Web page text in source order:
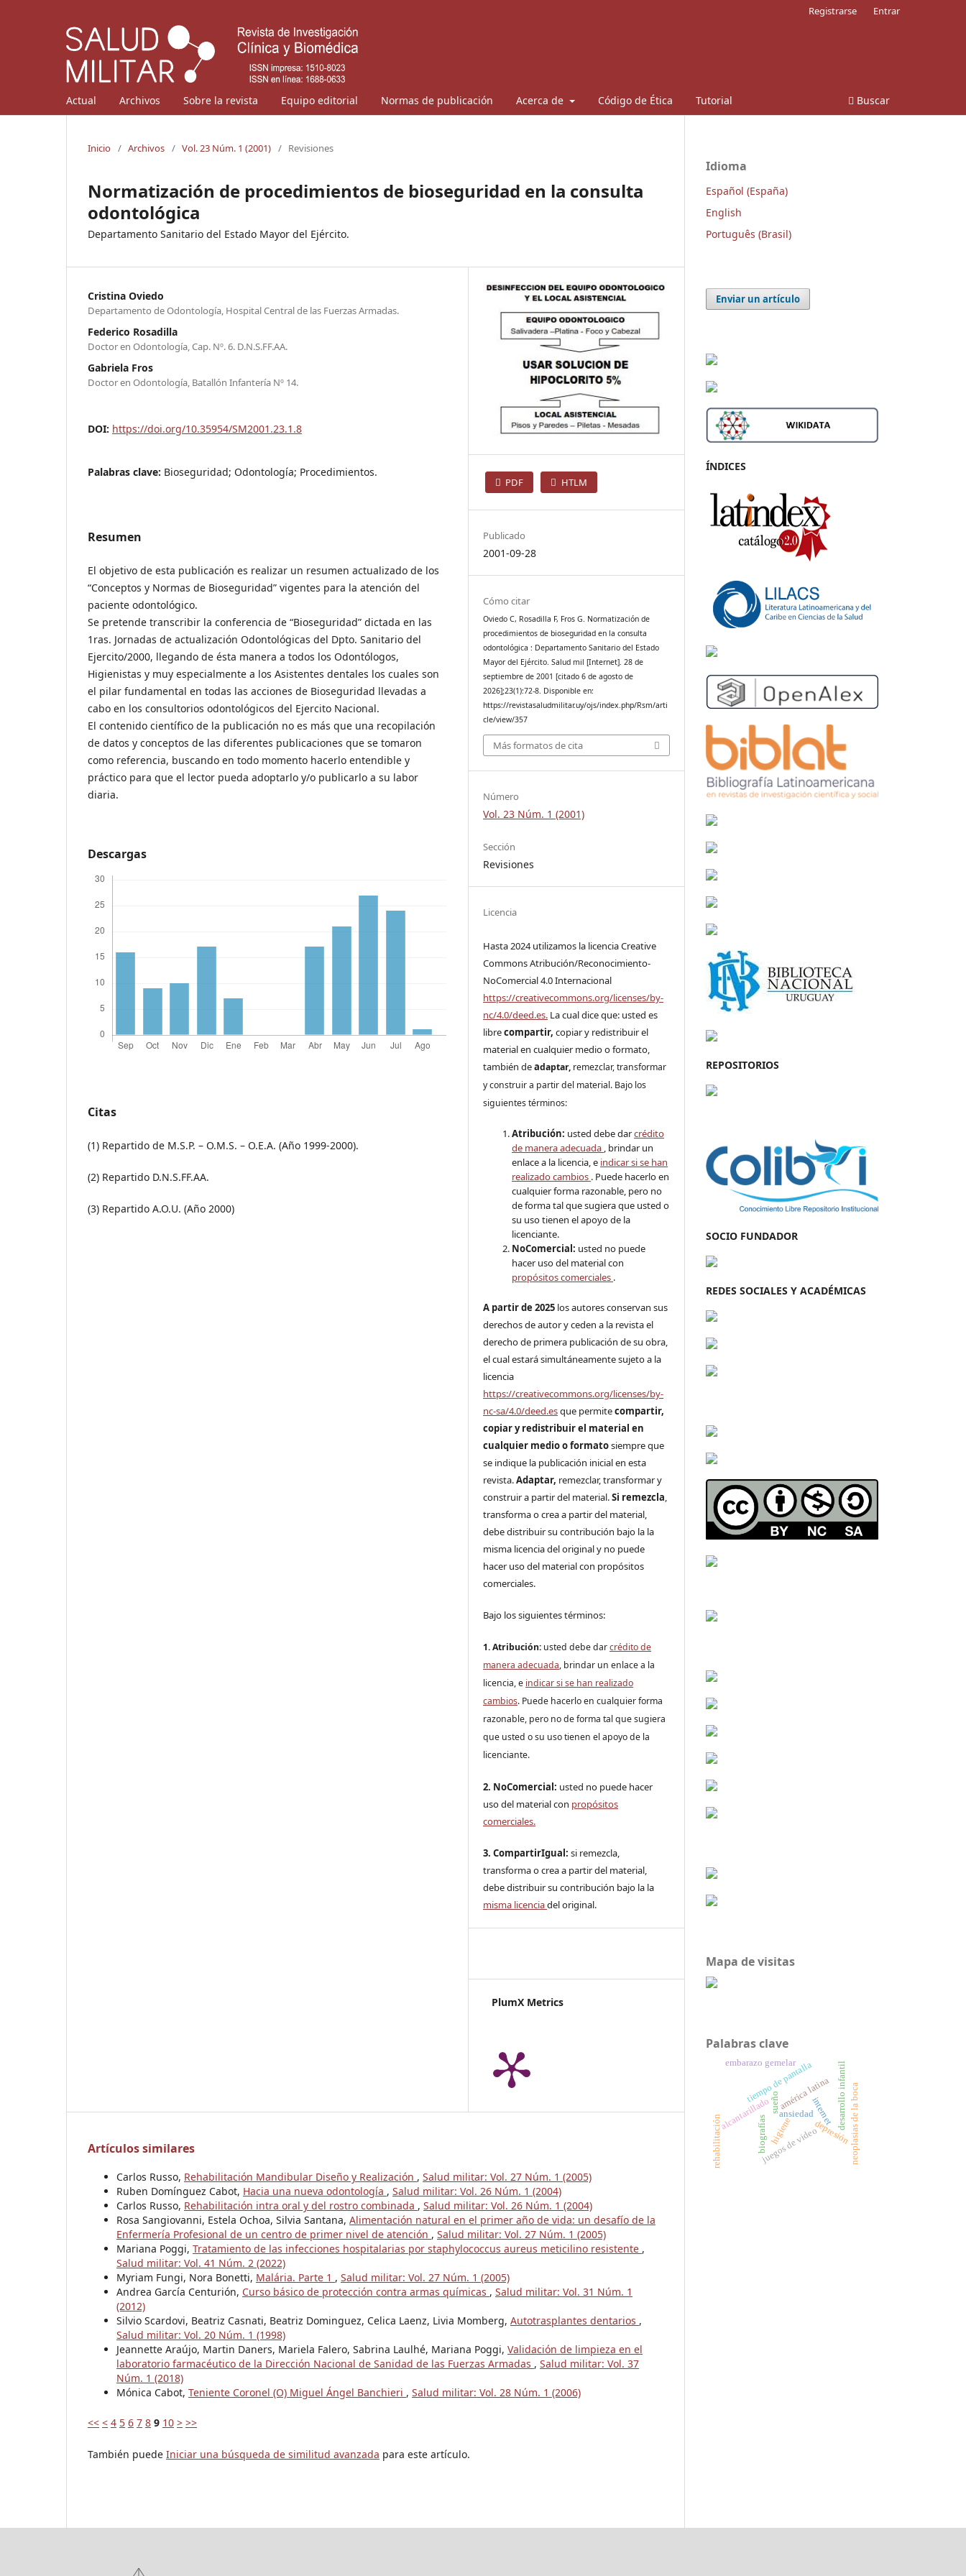
Actual Archivos Sobre la revista Equipo editorial Normas de publicación Acerca de Código de Ética Tutorial Buscar
Registrarse Entrar
Inicio / Archivos / Vol. 23 Núm. 1 (2001) / Revisiones
Normatización de procedimientos de bioseguridad en la consulta
odontológica
Departamento Sanitario del Estado Mayor del Ejército.
Cristina Oviedo
Departamento de Odontología, Hospital Central de las Fuerzas Armadas.
Federico Rosadilla
Doctor en Odontología, Cap. Nº. 6. D.N.S.FF.AA.
Gabriela Fros
Doctor en Odontología, Batallón Infantería Nº 14.
DOI: https://doi.org/10.35954/SM2001.23.1.8
Palabras clave: Bioseguridad; Odontología; Procedimientos.
Resumen
El objetivo de esta publicación es realizar un resumen actualizado de los
“Conceptos y Normas de Bioseguridad” vigentes para la atención del
paciente odontológico.
Se pretende transcribir la conferencia de “Bioseguridad” dictada en las
1ras. Jornadas de actualización Odontológicas del Dpto. Sanitario del
Ejercito/2000, llegando de ésta manera a todos los Odontólogos,
Higienistas y muy especialmente a los Asistentes dentales los cuales son
el pilar fundamental en todas las acciones de Bioseguridad llevadas a
cabo en los consultorios odontológicos del Ejercito Nacional.
El contenido científico de la publicación no es más que una recopilación
de datos y conceptos de las diferentes publicaciones que se tomaron
como referencia, buscando en todo momento hacerlo entendible y
práctico para que el lector pueda adoptarlo y/o publicarlo a su labor
diaria.
Descargas
Citas
(1) Repartido de M.S.P. – O.M.S. – O.E.A. (Año 1999-2000).
(2) Repartido D.N.S.FF.AA.
(3) Repartido A.O.U. (Año 2000)
PDF HTLM
Publicado
2001-09-28
Cómo citar
Oviedo C, Rosadilla F, Fros G. Normatización de
procedimientos de bioseguridad en la consulta
odontológica : Departamento Sanitario del Estado
Mayor del Ejército. Salud mil [Internet]. 28 de
septiembre de 2001 [citado 6 de agosto de
2026];23(1):72-8. Disponible en:
https://revistasaludmilitar.uy/ojs/index.php/Rsm/arti
cle/view/357
Más formatos de cita
Número
Vol. 23 Núm. 1 (2001)
Sección
Revisiones
Licencia
Hasta 2024 utilizamos la licencia Creative
Commons Atribución/Reconocimiento-
NoComercial 4.0 Internacional
https://creativecommons.org/licenses/by-
nc/4.0/deed.es. La cual dice que: usted es
librecompartir,copiar y redistribuir el
material en cualquier medio o formato,
también deadaptar, remezclar, transformar
y construir a partir del material. Bajo los
siguientes términos:
Atribución: usted debe darcrédito
de manera adecuada , brindar un
enlace a la licencia, e indicar si se han
realizado cambios . Puede hacerlo en
cualquier forma razonable, pero no
de forma tal que sugiera que usted o
su uso tienen el apoyo de la
licenciante.
NoComercial: usted no puede
hacer uso del material con
propósitos comerciales .
A partir de 2025 los autores conservan sus
derechos de autor y ceden a la revista el
derecho de primera publicación de su obra,
el cual estará simultáneamente sujeto a la
licencia
https://creativecommons.org/licenses/by-
nc-sa/4.0/deed.esque permitecompartir,
copiar y redistribuir el material en
cualquier medio o formatosiempre que
se indique la publicación inicial en esta
revista.Adaptar, remezclar, transformar y
construir a partir del material.Si remezcla,
transforma o crea a partir del material,
debe distribuir su contribución bajo la la
misma licencia del original y no puede
hacer uso del material con propósitos
comerciales.
Bajo los siguientes términos:
1. Atribución: usted debe darcrédito de
manera adecuada, brindar un enlace a la
licencia, e indicar si se han realizado
cambios. Puede hacerlo en cualquier forma
razonable, pero no de forma tal que sugiera
que usted o su uso tienen el apoyo de la
licenciante.
2. NoComercial: usted no puede hacer
uso del material con propósitos
comerciales.
3. CompartirIgual:si remezcla,
transforma o crea a partir del material,
debe distribuir su contribución bajo la la
misma licenciadel original.
PlumX Metrics
Artículos similares
Carlos Russo, Rehabilitación Mandibular Diseño y Realización , Salud militar: Vol. 27 Núm. 1 (2005)
Ruben Domínguez Cabot, Hacia una nueva odontología , Salud militar: Vol. 26 Núm. 1 (2004)
Carlos Russo, Rehabilitación intra oral y del rostro combinada , Salud militar: Vol. 26 Núm. 1 (2004)
Rosa Sangiovanni, Estela Ochoa, Silvia Santana, Alimentación natural en el primer año de vida: un desafío de la
Enfermería Profesional de un centro de primer nivel de atención , Salud militar: Vol. 27 Núm. 1 (2005)
Mariana Poggi, Tratamiento de las infecciones hospitalarias por staphylococcus aureus meticilino resistente ,
Salud militar: Vol. 41 Núm. 2 (2022)
Myriam Fungi, Nora Bonetti, Malária. Parte 1 , Salud militar: Vol. 27 Núm. 1 (2005)
Andrea García Centurión, Curso básico de protección contra armas químicas , Salud militar: Vol. 31 Núm. 1
(2012)
Silvio Scardovi, Beatriz Casnati, Beatriz Dominguez, Celica Laenz, Livia Momberg, Autotrasplantes dentarios ,
Salud militar: Vol. 20 Núm. 1 (1998)
Jeannette Araújo, Martin Daners, Mariela Falero, Sabrina Laulhé, Mariana Poggi, Validación de limpieza en el
laboratorio farmacéutico de la Dirección Nacional de Sanidad de las Fuerzas Armadas , Salud militar: Vol. 37
Núm. 1 (2018)
Mónica Cabot, Teniente Coronel (O) Miguel Ángel Banchieri , Salud militar: Vol. 28 Núm. 1 (2006)
<< < 4 5 6 7 8 9 10 > >>
También puede Iniciar una búsqueda de similitud avanzada para este artículo.
Idioma
Español (España)
English
Português (Brasil)
Enviar un artículo
ÍNDICES
REPOSITORIOS
SOCIO FUNDADOR
REDES SOCIALES Y ACADÉMICAS
Mapa de visitas
Palabras clave
biografías
juegos de video
ansiedad
depresión
desarrollo infantil
internet
sueño
tiempo de pantalla
neoplasias de la boca
américa latina
alcantarilladohigiene
embarazo gemelar
rehabilitación